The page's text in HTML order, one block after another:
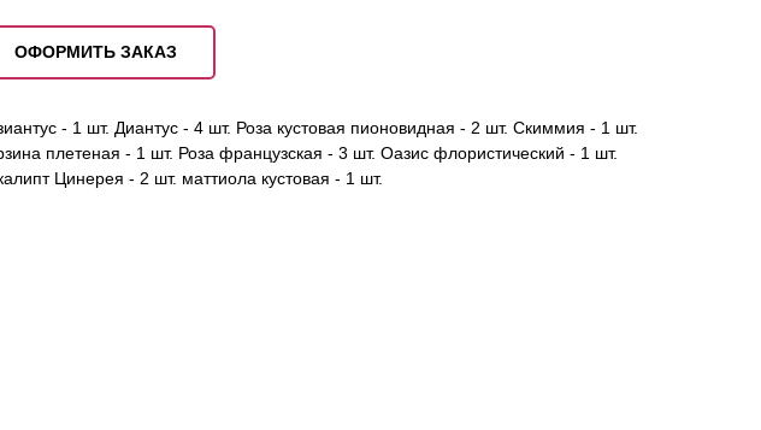
ОФОРМИТЬ ЗАКАЗ
- 1 шт. Диантус - 4 шт. Роза кустовая пионовидная - 2 шт. Скиммия - 1 шт.
плетеная - 1 шт. Роза французская - 3 шт. Оазис флористический - 1 шт.
Цинерея - 2 шт. маттиола кустовая - 1 шт.